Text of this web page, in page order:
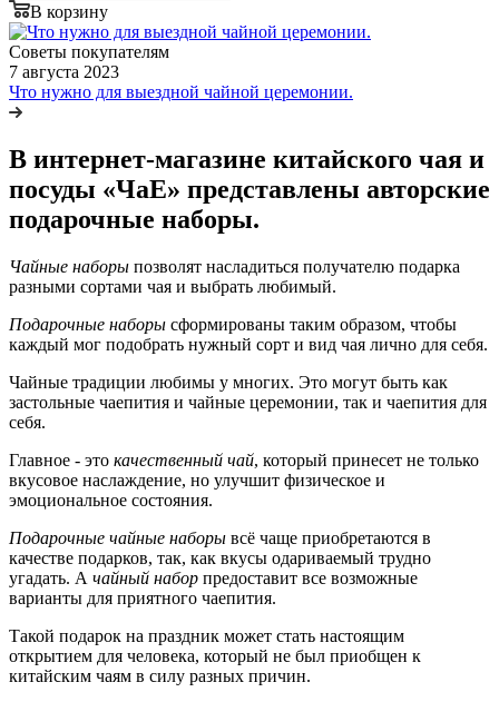
В корзину
Советы покупателям
7 августа 2023
Что нужно для выездной чайной церемонии.
В интернет-магазине китайского чая и
посуды «ЧаЕ» представлены авторские
подарочные наборы.
Чайные наборы позволят насладиться получателю подарка
разными сортами чая и выбрать любимый.
Подарочные наборы сформированы таким образом, чтобы
каждый мог подобрать нужный сорт и вид чая лично для себя.
Чайные традиции любимы у многих. Это могут быть как
застольные чаепития и чайные церемонии, так и чаепития для
себя.
Главное - это качественный чай, который принесет не только
вкусовое наслаждение, но улучшит физическое и
эмоциональное состояния.
Подарочные чайные наборы всё чаще приобретаются в
качестве подарков, так, как вкусы одариваемый трудно
угадать. А чайный набор предоставит все возможные
варианты для приятного чаепития.
Такой подарок на праздник может стать настоящим
открытием для человека, который не был приобщен к
китайским чаям в силу разных причин.